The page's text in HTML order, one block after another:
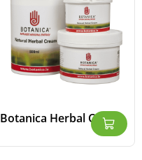
Botanica Herbal Cream